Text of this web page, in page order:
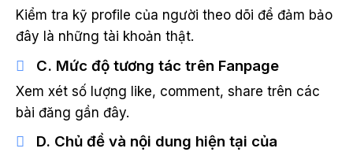
Kiểm tra kỹ profile của người theo dõi để đảm bảo
đây là những tài khoản thật.
C. Mức độ tương tác trên Fanpage
Xem xét số lượng like, comment, share trên các
bài đăng gần đây.
D. Chủ đề và nội dung hiện tại của